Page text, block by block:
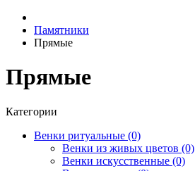
Памятники
Прямые
Прямые
Категории
Венки ритуальные (0)
Венки из живых цветов (0)
Венки искусственные (0)